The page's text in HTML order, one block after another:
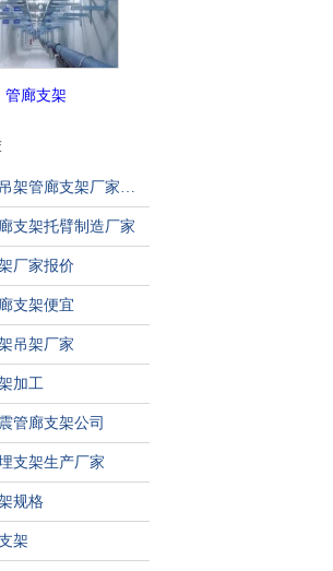
管廊支架
电气抗震支吊架管廊支架厂家建筑机电抗震
支架托臂制造厂家
厂家报价
支架便宜
吊架厂家
加工
管廊支架公司
支架生产厂家
规格
架